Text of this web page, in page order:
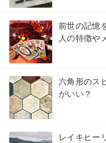
前世の記憶
人の特徴や
六角形のス
がいい？
レイキヒー